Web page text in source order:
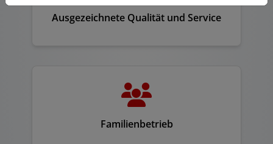
Ausgezeichnete Qualität und Service
Familienbetrieb